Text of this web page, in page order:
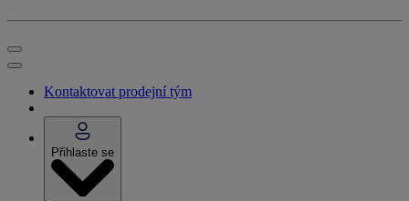
Kontaktovat prodejní tým
Přihlaste se